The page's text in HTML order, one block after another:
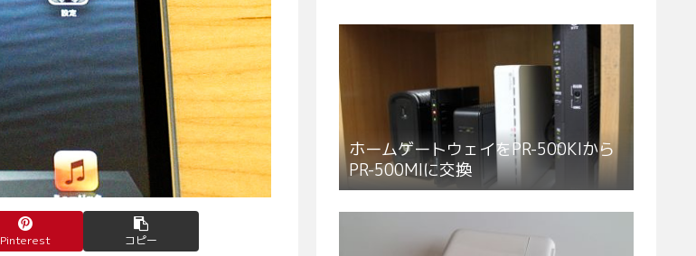
Pinterest コピー
ホームゲートウェイをPR-500KIから
PR-500MIに交換